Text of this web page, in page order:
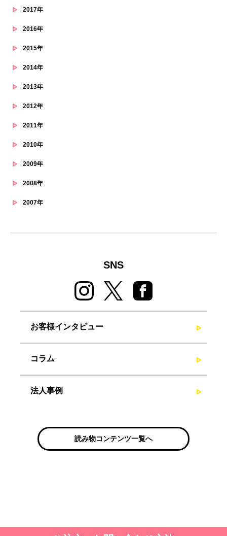
2017年
2016年
2015年
2014年
2013年
2012年
2011年
2010年
2009年
2008年
2007年
SNS
お客様インタビュー
コラム
法人事例
読み物コンテンツ一覧へ